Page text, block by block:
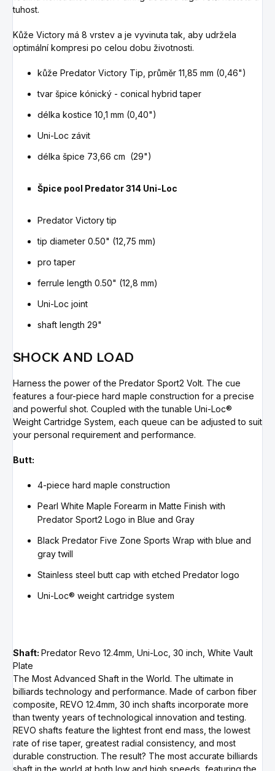
tuhost.
Kůže Victory má 8 vrstev a je vyvinuta tak, aby udržela
optimální kompresi po celou dobu životnosti.
kůže Predator Victory Tip, průměr 11,85 mm (0,46")
tvar špice kónický - conical hybrid taper
délka kostice 10,1 mm (0,40")
Uni-Loc závit
délka špice 73,66 cm (29")
Špice pool Predator 314 Uni-Loc
Predator Victory tip
tip diameter 0.50" (12,75 mm)
pro taper
ferrule length 0.50" (12,8 mm)
Uni-Loc joint
shaft length 29"
SHOCK AND LOAD
Harness the power of the Predator Sport2 Volt. The cue
features a four-piece hard maple construction for a precise
and powerful shot. Coupled with the tunable Uni-Loc®
Weight Cartridge System, each queue can be adjusted to suit
your personal requirement and performance.
Butt:
4-piece hard maple construction
Pearl White Maple Forearm in Matte Finish with
Predator Sport2 Logo in Blue and Gray
Black Predator Five Zone Sports Wrap with blue and
gray twill
Stainless steel butt cap with etched Predator logo
Uni-Loc® weight cartridge system
Shaft: Predator Revo 12.4mm, Uni-Loc, 30 inch, White Vault
Plate
The Most Advanced Shaft in the World. The ultimate in
billiards technology and performance. Made of carbon fiber
composite, REVO 12.4mm, 30 inch shafts incorporate more
than twenty years of technological innovation and testing.
REVO shafts feature the lightest front end mass, the lowest
rate of rise taper, greatest radial consistency, and most
durable construction. The result? The most accurate billiards
shaft in the world at both low and high speeds, featuring the